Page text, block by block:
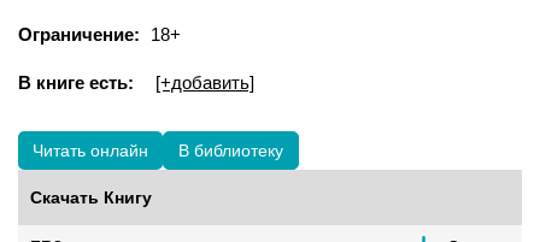
Ограничение: 18+
В книге есть: [+добавить]
Читать онлайн В библиотеку
Скачать Книгу